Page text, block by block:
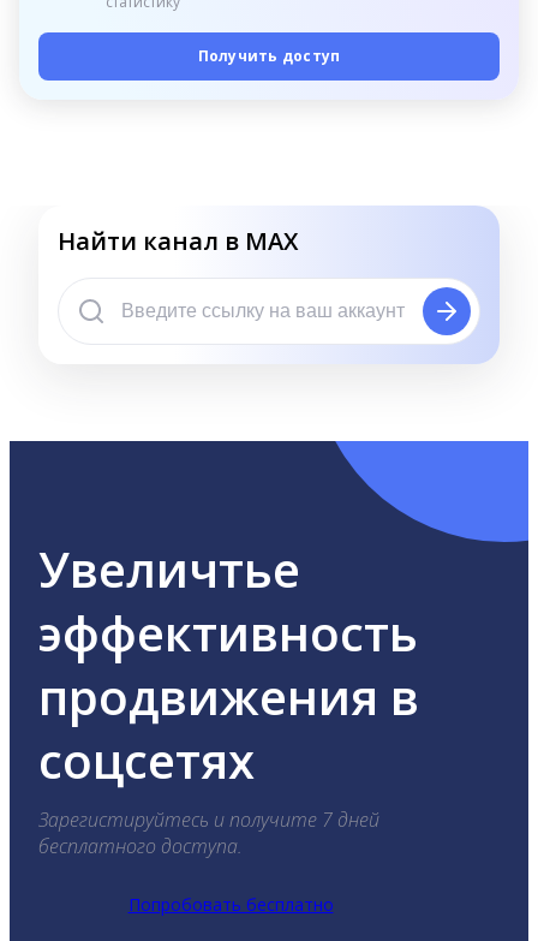
Получить доступ
Найти канал в MAX
Увеличтье
эффективность
продвижения в
соцсетях
Зарегистируйтесь и получите 7 дней
бесплатного доступа.
Попробовать бесплатно